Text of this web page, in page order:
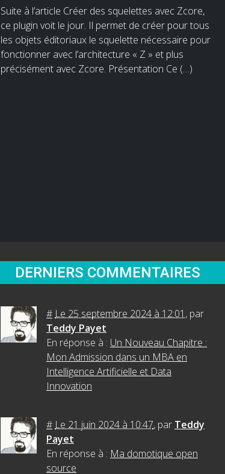
Suite à l’article Créer des squelettes avec Zcore,
ce plugin voit le jour. Il permet de créer pour tous
les objets éditoriaux le squelette nécessaire pour
fonctionner avec l’architecture « Z » et plus
précisément avec Zcore. Présentation Ce (…)
DERNIERS COMMENTAIRES
# Le 25 septembre 2024 à 12:01 , par
Teddy Payet
En réponse à : Un Nouveau Chapitre :
Mon Admission dans un MBA en
Intelligence Artificielle et Data
Innovation
# Le 21 juin 2024 à 10:47, par Teddy
Payet
En réponse à : Ma domotique open
source